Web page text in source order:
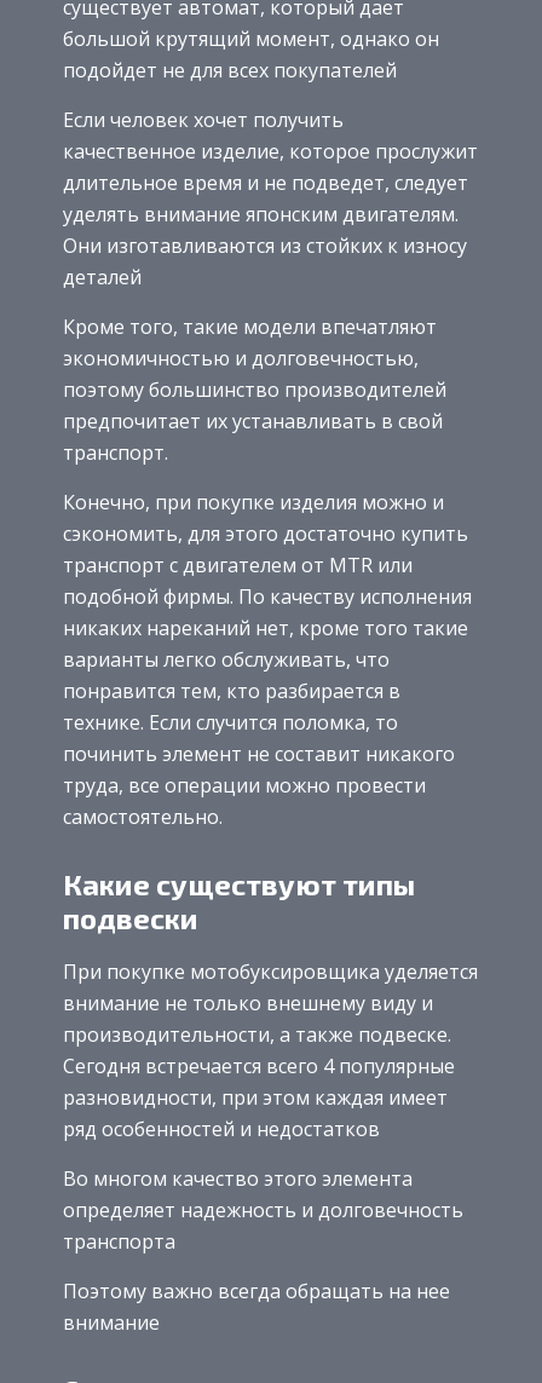
существует автомат, который дает
большой крутящий момент, однако он
подойдет не для всех покупателей
Если человек хочет получить
качественное изделие, которое прослужит
длительное время и не подведет, следует
уделять внимание японским двигателям.
Они изготавливаются из стойких к износу
деталей
Кроме того, такие модели впечатляют
экономичностью и долговечностью,
поэтому большинство производителей
предпочитает их устанавливать в свой
транспорт.
Конечно, при покупке изделия можно и
сэкономить, для этого достаточно купить
транспорт с двигателем от MTR или
подобной фирмы. По качеству исполнения
никаких нареканий нет, кроме того такие
варианты легко обслуживать, что
понравится тем, кто разбирается в
технике. Если случится поломка, то
починить элемент не составит никакого
труда, все операции можно провести
самостоятельно.
Какие существуют типы
подвески
При покупке мотобуксировщика уделяется
внимание не только внешнему виду и
производительности, а также подвеске.
Сегодня встречается всего 4 популярные
разновидности, при этом каждая имеет
ряд особенностей и недостатков
Во многом качество этого элемента
определяет надежность и долговечность
транспорта
Поэтому важно всегда обращать на нее
внимание